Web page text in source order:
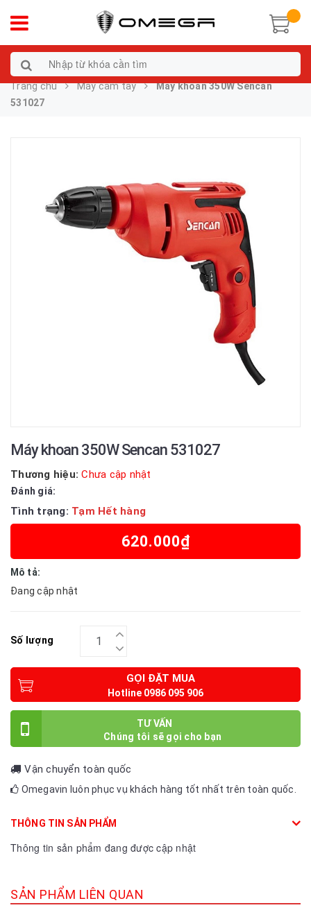
Trang chủ Máy cầm tay
Máy khoan 350W Sencan
531027
Máy khoan 350W Sencan 531027
Thương hiệu: Chưa cập nhật
Đánh giá:
Tình trạng: Tạm Hết hàng
620.000₫
Mô tả:
Đang cập nhật
Số lượng
GỌI ĐẶT MUA
TƯ VẤN
Vận chuyển toàn quốc
Omegavin luôn phục vụ khách hàng tốt nhất trên toàn quốc.
THÔNG TIN SẢN PHẨM
Thông tin sản phẩm đang được cập nhật
SẢN PHẨM LIÊN QUAN